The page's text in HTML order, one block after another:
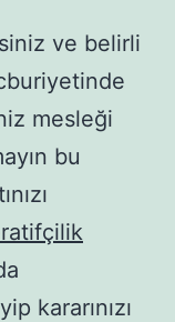
ve belirli
mesleği
bu
kararınızı